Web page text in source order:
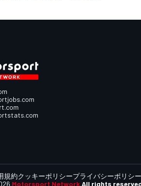
Motorsport Network All rights
規約クッキーポリシープライバシーポリシー